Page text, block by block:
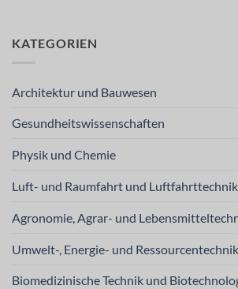
KATEGORIEN
Architektur und Bauwesen
Gesundheitswissenschaften
Physik und Chemie
Luft- und Raumfahrt und Luftfahrttechnik
Agronomie, Agrar- und
Umwelt-, Energie- und Ressourcentechnik
Biomedizinische Technik und